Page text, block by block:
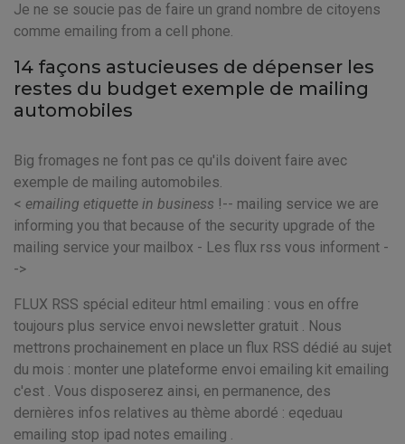
Je ne se soucie pas de faire un grand nombre de citoyens
comme emailing from a cell phone.
14 façons astucieuses de dépenser les
restes du budget exemple de mailing
automobiles
Big fromages ne font pas ce qu'ils doivent faire avec
exemple de mailing automobiles.
< emailing etiquette in business !-- mailing service we are
informing you that because of the security upgrade of the
mailing service your mailbox - Les flux rss vous informent -
->
FLUX RSS spécial editeur html emailing : vous en offre
toujours plus service envoi newsletter gratuit . Nous
mettrons prochainement en place un flux RSS dédié au sujet
du mois : monter une plateforme envoi emailing kit emailing
c'est . Vous disposerez ainsi, en permanence, des
dernières infos relatives au thème abordé : eqeduau
emailing stop ipad notes emailing .